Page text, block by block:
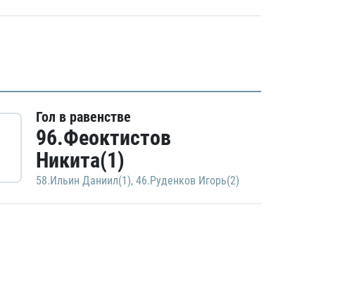
Гол в равенстве
96.Феоктистов
Никита(1)
58.Ильин Даниил(1), 46.Руденков Игорь(2)